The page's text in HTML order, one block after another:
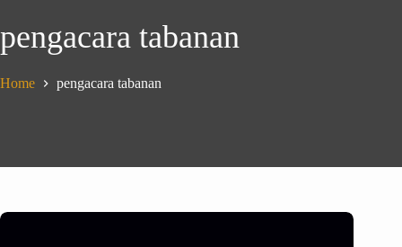
pengacara tabanan
Home pengacara tabanan